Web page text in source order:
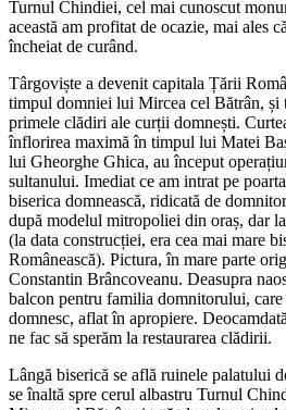
Turnul Chindiei, cel mai cunoscut
această am profitat de ocazie, mai ales
încheiat de curând.
Târgoviște a devenit capitala Țării
timpul domniei lui Mircea cel Bătrân, și
primele clădiri ale curții domnești.
înflorirea maximă în timpul lui Matei
lui Gheorghe Ghica, au început
sultanului. Imediat ce am intrat pe
biserica domnească, ridicată de
după modelul mitropoliei din oraș, dar
(la data construcției, era cea mai mare
Românească). Pictura, în mare parte
Constantin Brâncoveanu. Deasupra
balcon pentru familia domnitorului, care
domnesc, aflat în apropiere.
ne fac să sperăm la restaurarea clădirii.
Lângă biserică se află ruinele palatului
se înaltă spre cerul albastru Turnul